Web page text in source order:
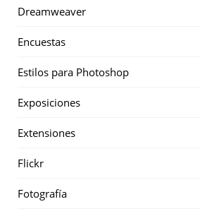
Dreamweaver
Encuestas
Estilos para Photoshop
Exposiciones
Extensiones
Flickr
Fotografía